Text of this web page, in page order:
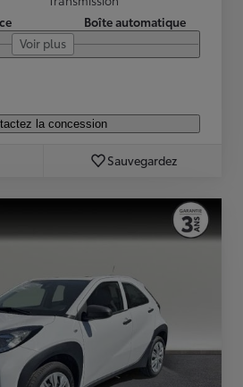
Boîte automatique
Voir plus
la concession
Sauvegardez